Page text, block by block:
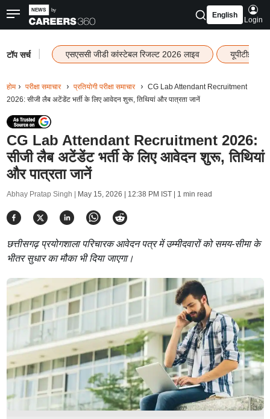
English
Login
टॉप सर्च एसएससी जीडी कांस्टेबल रिजल्ट 2026 लाइव यूपीटीईटी
होम परीक्षा समाचार प्रतियोगी परीक्षा समाचार
CG Lab Attendant Recruitment
2026: सीजी लैब अटेंडेंट भर्ती के लिए आवेदन शुरू, तिथियां और पात्रता जानें
CG Lab Attendant Recruitment 2026:
सीजी लैब अटेंडेंट भर्ती के लिए आवेदन शुरू, तिथियां
और पात्रता जानें
Abhay Pratap Singh | May 15, 2026 | 12:38 PM IST| 1 min read
छत्तीसगढ़ प्रयोगशाला परिचारक आवेदन पत्र में उम्मीदवारों को समय-सीमा के
भीतर सुधार का मौका भी दिया जाएगा।